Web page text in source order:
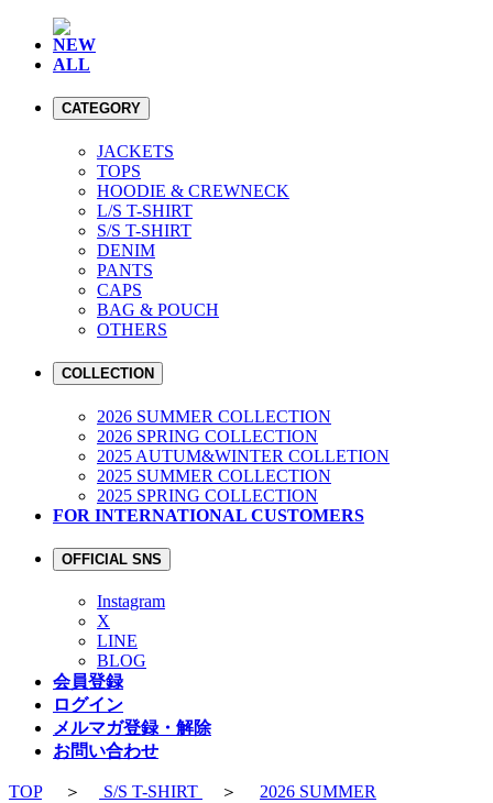
NEW
ALL
CATEGORY
JACKETS
TOPS
HOODIE & CREWNECK
L/S T-SHIRT
S/S T-SHIRT
DENIM
PANTS
CAPS
BAG & POUCH
OTHERS
COLLECTION
2026 SUMMER COLLECTION
2026 SPRING COLLECTION
2025 AUTUM&WINTER COLLETION
2025 SUMMER COLLECTION
2025 SPRING COLLECTION
FOR INTERNATIONAL CUSTOMERS
OFFICIAL SNS
Instagram
X
LINE
BLOG
会員登録
ログイン
メルマガ登録・解除
お問い合わせ
TOP＞ S/S T-SHIRT ＞ 2026 SUMMER